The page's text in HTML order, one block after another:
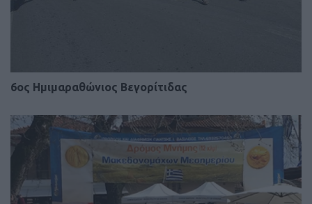
6ος Ημιμαραθώνιος Βεγορίτιδας